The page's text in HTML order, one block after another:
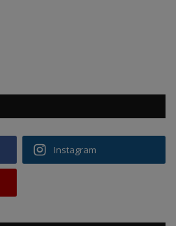
Instagram